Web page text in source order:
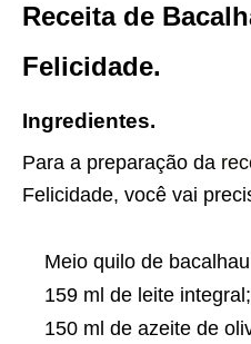
Receita de
Felicidade.
Ingredientes.
Para a preparação da
Felicidade, você vai
Meio quilo de
159 ml de leite integral;
150 ml de azeite de